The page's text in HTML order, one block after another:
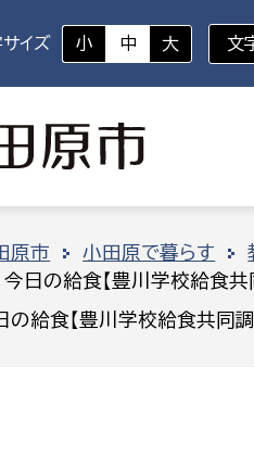
来
イズ 小 中 大 文
原市 小田原で暮らす
今日の給食【豊川学校給食共
の給食【豊川学校給食共同調